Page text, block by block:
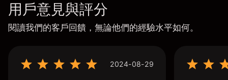
用戶意見與評分
閱讀我們的客戶回饋，無論他們的經驗水平如何。
2024-08-29